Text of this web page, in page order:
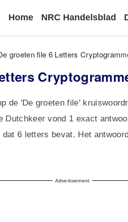
Home NRC Handelsblad
groeten file 6 Letters
de 'De groeten file'
Dutchkeer vond 1 exact
6 letters bevat. Het
Advertisement